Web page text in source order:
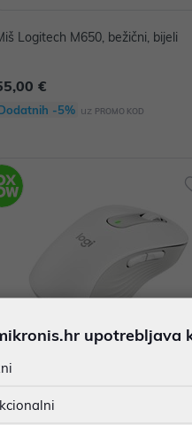
Logitech M650, bežični, bijeli
€
-5% uz PROMO KOD
Miš Logitech M650 L, bežični, bijeli,
upotrebljava